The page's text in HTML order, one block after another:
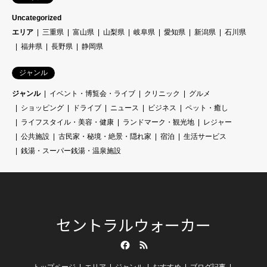
Uncategorized
エリア
三重県 富山県 山梨県 岐阜県 愛知県 新潟県
石川県
福井県
長野県 静岡県
ジャンル
ジャンル イベント・博覧会・ライブ クリニック
グルメ
ショッピング
ドライブ ニュース ビジネス
ペット・癒し
ライフスタイル・美容・健康
ランドマーク・観光地
レジャー
公共施設
古民家・秘境・絶景・隠れ家 宿泊
生活サービス
銭湯・スーパー銭湯・温泉施設
セントラルウォーカー